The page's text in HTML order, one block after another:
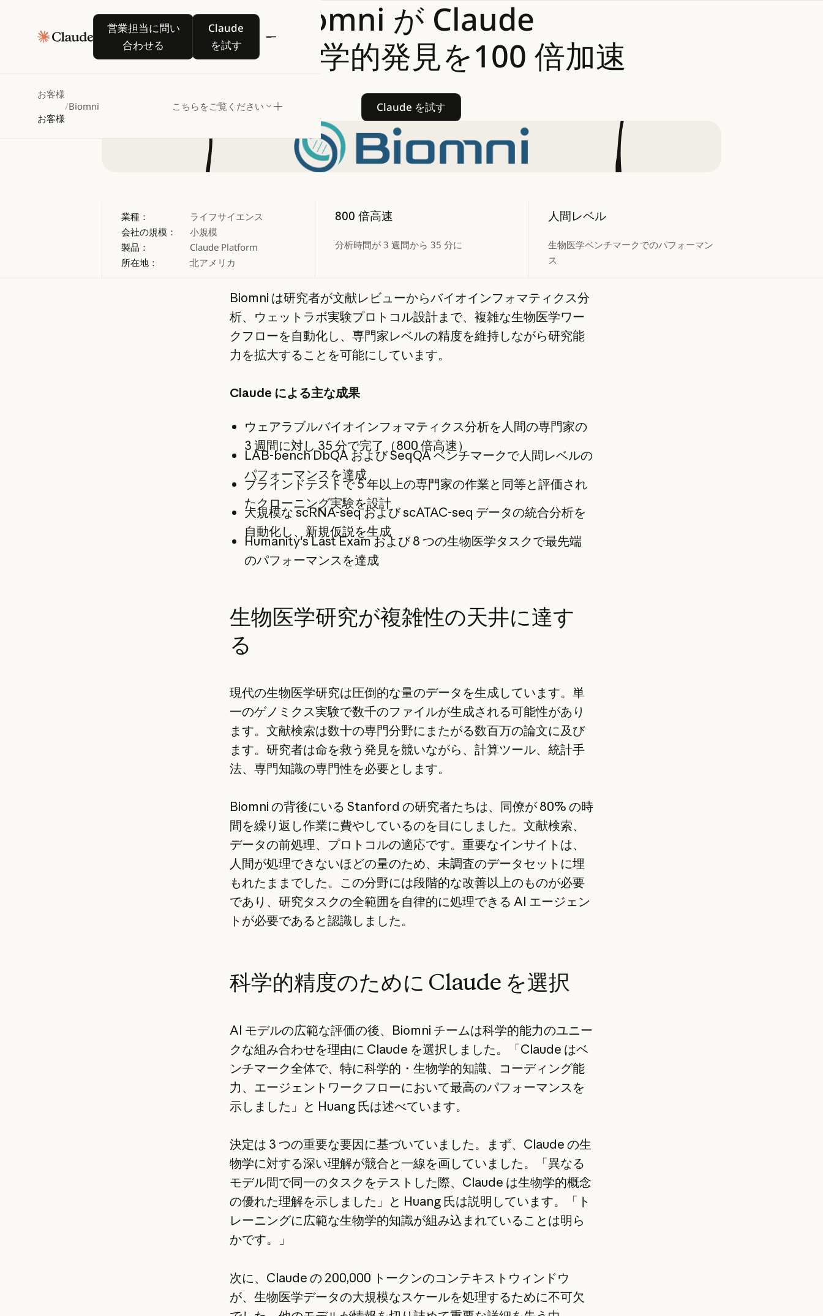
営業担当に問い
合わせる
営業担当に問い合わせる
Claude
を試す
Claude を試す
お客様
お客様
/Biomni こちらをご覧ください
Biomni が Claude
で生物医学的発見を100 倍加速
Claude を試す
Claude を試す
業種：
ライフサイエンス
会社の規模：
小規模
製品：
Claude Platform
所在地：
北アメリカ
800 倍高速
分析時間が 3 週間から 35 分に
人間レベル
生物医学ベンチマークでのパフォーマン
ス
Biomni は研究者が文献レビューからバイオインフォマティクス分
析、ウェットラボ実験プロトコル設計まで、複雑な生物医学ワー
クフローを自動化し、専門家レベルの精度を維持しながら研究能
力を拡大することを可能にしています。
Claude による主な成果
ウェアラブルバイオインフォマティクス分析を人間の専門家の
3 週間に対し 35 分で完了（800 倍高速）
LAB-bench DbQA および SeqQA ベンチマークで人間レベルの
パフォーマンスを達成
ブラインドテストで 5 年以上の専門家の作業と同等と評価され
たクローニング実験を設計
大規模な scRNA-seq および scATAC-seq データの統合分析を
自動化し、新規仮説を生成
Humanity's Last Exam および 8 つの生物医学タスクで最先端
のパフォーマンスを達成
生物医学研究が複雑性の天井に達す
る
現代の生物医学研究は圧倒的な量のデータを生成しています。単
一のゲノミクス実験で数千のファイルが生成される可能性があり
ます。文献検索は数十の専門分野にまたがる数百万の論文に及び
ます。研究者は命を救う発見を競いながら、計算ツール、統計手
法、専門知識の専門性を必要とします。
Biomni の背後にいる Stanford の研究者たちは、同僚が 80% の時
間を繰り返し作業に費やしているのを目にしました。文献検索、
データの前処理、プロトコルの適応です。重要なインサイトは、
人間が処理できないほどの量のため、未調査のデータセットに埋
もれたままでした。この分野には段階的な改善以上のものが必要
であり、研究タスクの全範囲を自律的に処理できる AI エージェン
トが必要であると認識しました。
科学的精度のために Claude を選択
AI モデルの広範な評価の後、Biomni チームは科学的能力のユニー
クな組み合わせを理由に Claude を選択しました。「Claude はベ
ンチマーク全体で、特に科学的・生物学的知識、コーディング能
力、エージェントワークフローにおいて最高のパフォーマンスを
示しました」と Huang 氏は述べています。
決定は 3 つの重要な要因に基づいていました。まず、Claude の生
物学に対する深い理解が競合と一線を画していました。「異なる
モデル間で同一のタスクをテストした際、Claude は生物学的概念
の優れた理解を示しました」と Huang 氏は説明しています。「ト
レーニングに広範な生物学的知識が組み込まれていることは明ら
かです。」
次に、Claude の 200,000 トークンのコンテキストウィンドウ
が、生物医学データの大規模なスケールを処理するために不可欠